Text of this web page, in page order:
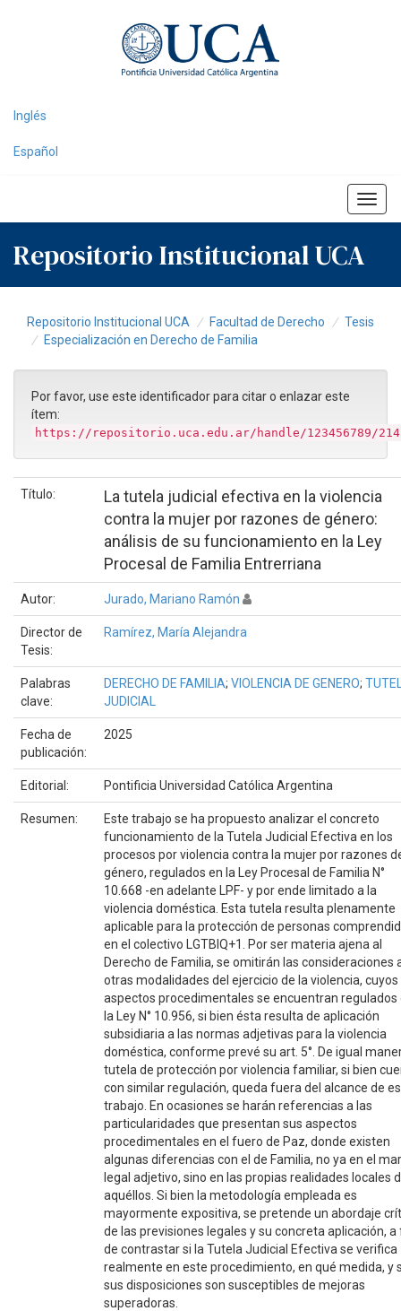
Inglés
Español
Repositorio Institucional UCA
Repositorio Institucional UCA Facultad de Derecho
Tesis
Especialización en Derecho de Familia
Por favor, use este identificador para citar o enlazar este
ítem:
https://repositorio.uca.edu.ar/handle/123456789/
Título:
La tutela judicial efectiva en la violencia
contra la mujer por razones de género:
análisis de su funcionamiento en la Ley
Procesal de Familia Entrerriana
Autor: Jurado, Mariano Ramón
Director de
Tesis:
Ramírez, María Alejandra
Palabras
clave:
DERECHO DE FAMILIA; VIOLENCIA DE GENERO;
JUDICIAL
Fecha de
publicación:
2025
Editorial: Pontificia Universidad Católica Argentina
Resumen:
Este trabajo se ha propuesto analizar el concreto
funcionamiento de la Tutela Judicial Efectiva en los
procesos por violencia contra la mujer por razones
género, regulados en la Ley Procesal de Familia N°
10.668 -en adelante LPF- y por ende limitado a la
violencia doméstica. Esta tutela resulta plenamente
aplicable para la protección de personas
en el colectivo LGTBIQ+1. Por ser materia ajena al
Derecho de Familia, se omitirán las consideraciones
otras modalidades del ejercicio de la violencia, cuyos
aspectos procedimentales se encuentran regulados
la Ley N° 10.956, si bien ésta resulta de aplicación
subsidiaria a las normas adjetivas para la violencia
doméstica, conforme prevé su art. 5°. De igual
tutela de protección por violencia familiar, si bien
con similar regulación, queda fuera del alcance de
trabajo. En ocasiones se harán referencias a las
particularidades que presentan sus aspectos
procedimentales en el fuero de Paz, donde existen
algunas diferencias con el de Familia, no ya en el
legal adjetivo, sino en las propias realidades locales
aquéllos. Si bien la metodología empleada es
mayormente expositiva, se pretende un abordaje
de las previsiones legales y su concreta aplicación, a
de contrastar si la Tutela Judicial Efectiva se verifica
realmente en este procedimiento, en qué medida, y
sus disposiciones son susceptibles de mejoras
superadoras.